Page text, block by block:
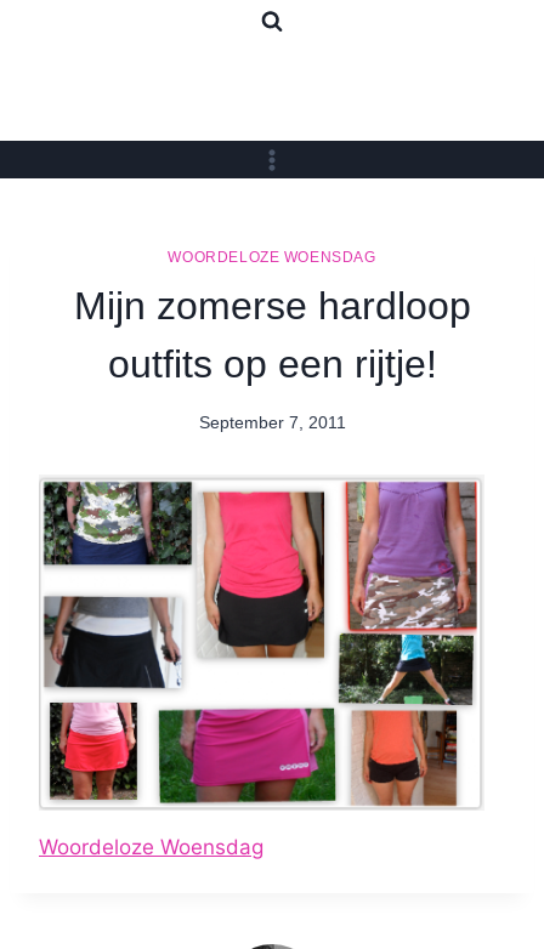
WOORDELOZE WOENSDAG
Mijn zomerse hardloop
outfits op een rijtje!
By
September 7, 2011
Woordeloze Woensdag